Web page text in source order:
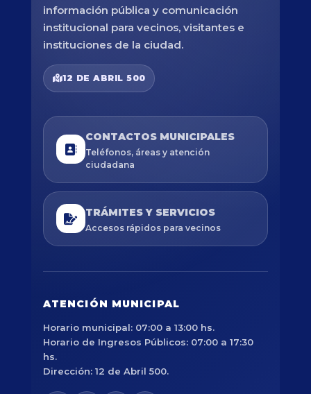
información pública y comunicación
institucional para vecinos, visitantes e
instituciones de la ciudad.
12 DE ABRIL 500
CONTACTOS MUNICIPALES
Teléfonos, áreas y atención
ciudadana
TRÁMITES Y SERVICIOS
Accesos rápidos para vecinos
ATENCIÓN MUNICIPAL
Horario municipal: 07:00 a 13:00 hs.
Horario de Ingresos Públicos: 07:00 a 17:30
hs.
Dirección: 12 de Abril 500.